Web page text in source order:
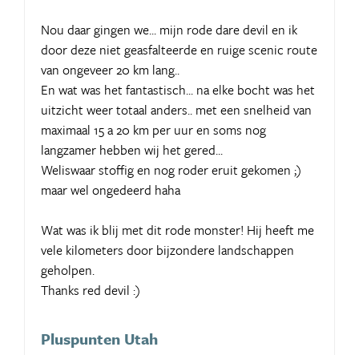
Nou daar gingen we... mijn rode dare devil en ik
door deze niet geasfalteerde en ruige scenic route
van ongeveer 20 km lang..
En wat was het fantastisch... na elke bocht was het
uitzicht weer totaal anders.. met een snelheid van
maximaal 15 a 20 km per uur en soms nog
langzamer hebben wij het gered...
Weliswaar stoffig en nog roder eruit gekomen ;)
maar wel ongedeerd haha
Wat was ik blij met dit rode monster! Hij heeft me
vele kilometers door bijzondere landschappen
geholpen.
Thanks red devil :)
Pluspunten Utah